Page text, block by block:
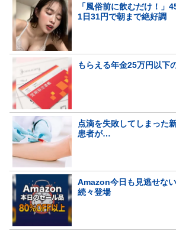
「風俗前に飲むだけ！」
1日31円で朝まで絶好調
もらえる年金25万円以下
点滴を失敗してしまった
患者が…
Amazon今日も見逃せな
続々登場